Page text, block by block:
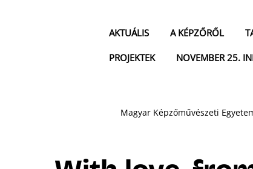
AKTUÁLIS A KÉPZŐRŐL
PROJEKTEK
NOVEMBER 25.
Magyar Képzőművészeti